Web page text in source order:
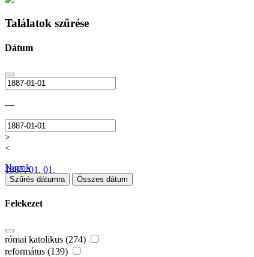
Találatok szűrése
Dátum
—
>
<
1887. 01. 01.
Napok
Szűrés dátumra Összes dátum
Felekezet
római katolikus (274)
református (139)